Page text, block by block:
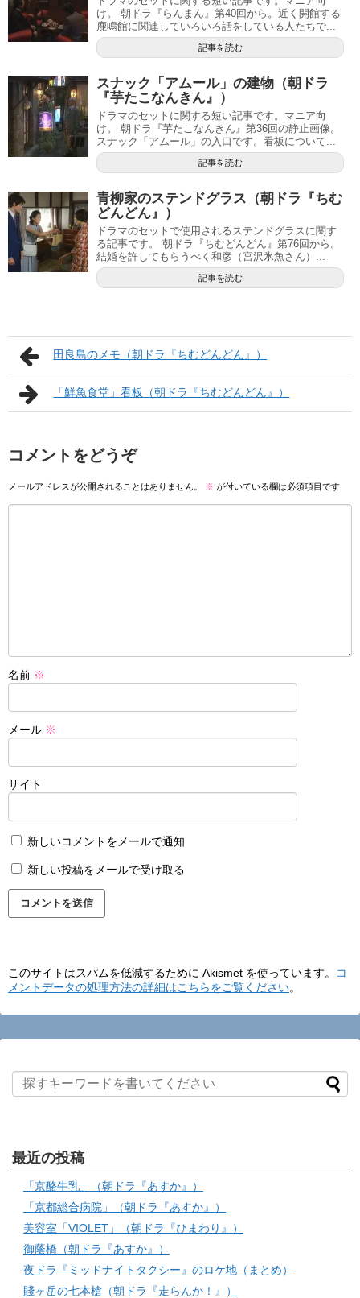
け。 朝ドラ『らんまん』第40回から。近く開館する
鹿鳴館に関連していろいろ話をしている人たちで...
記事を読む
スナック「アムール」の建物（朝ドラ
『芋たこなんきん』）
ドラマのセットに関する短い記事です。マニア向
け。 朝ドラ『芋たこなんきん』第36回の静止画像。
スナック「アムール」の入口です。看板について...
記事を読む
青柳家のステンドグラス（朝ドラ『ちむ
どんどん』）
ドラマのセットで使用されるステンドグラスに関す
る記事です。 朝ドラ『ちむどんどん』第76回から。
結婚を許してもらうべく和彦（宮沢氷魚さん）...
記事を読む
田良島のメモ（朝ドラ『ちむどんどん』）
「鮮魚食堂」看板（朝ドラ『ちむどんどん』）
コメントをどうぞ
メールアドレスが公開されることはありません。 ※ が付いている欄は必須項目です
名前 ※
メール ※
サイト
新しいコメントをメールで通知
新しい投稿をメールで受け取る
このサイトはスパムを低減するために Akismet を使っています。
コ
メントデータの処理方法の詳細はこちらをご覧ください。
最近の投稿
「京酪牛乳」（朝ドラ『あすか』）
「京都総合病院」（朝ドラ『あすか』）
美容室「VIOLET」（朝ドラ『ひまわり』）
御蔭橋（朝ドラ『あすか』）
夜ドラ『ミッドナイトタクシー』のロケ地（まとめ）
賤ヶ岳の七本槍（朝ドラ『走らんか！』）